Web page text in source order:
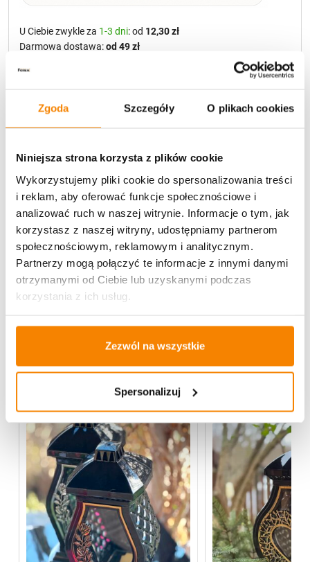
Zgoda Szczegóły O plikach cookies
Niniejsza strona korzysta z plików cookie
Wykorzystujemy pliki cookie do spersonalizowania treści
i reklam, aby oferować funkcje społecznościowe i
analizować ruch w naszej witrynie. Informacje o tym, jak
korzystasz z naszej witryny, udostępniamy partnerom
społecznościowym, reklamowym i analitycznym.
Partnerzy mogą połączyć te informacje z innymi danymi
otrzymanymi od Ciebie lub uzyskanymi podczas
korzystania z ich usług.
Zezwól na wszystkie
Spersonalizuj
Potrzebujesz większą ilość? Zapraszamy do naszej
hurtowniiPrzejdź do hurtowni B2B
U Ciebie zwykle za 1-3 dni: od 12,30 zł
Darmowa dostawa:od 49 zł
Specyfikacja
Więcej z kategorii Znicze szklane